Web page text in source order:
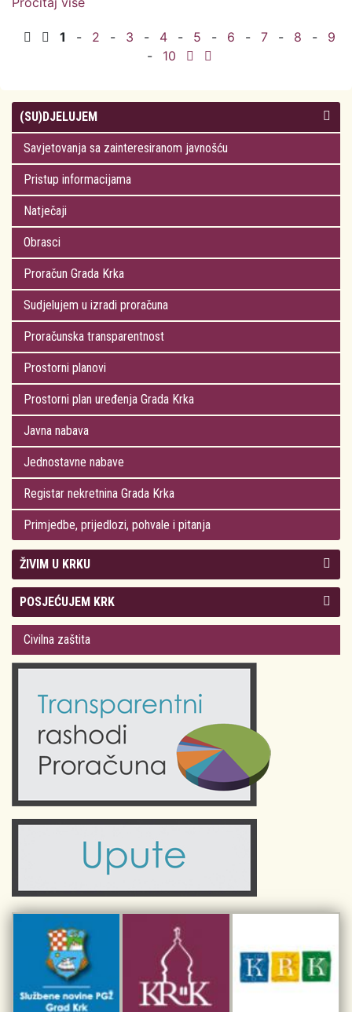
području Grada Krka
1 - 2 - 3 - 4 - 5 - 6 - 7 - 8 -
9
-
10
(SU)DJELUJEM
Savjetovanja sa zainteresiranom javnošću
Pristup informacijama
Natječaji
Obrasci
Proračun Grada Krka
Sudjelujem u izradi proračuna
Proračunska transparentnost
Prostorni planovi
Prostorni plan uređenja Grada Krka
Javna nabava
Jednostavne nabave
Registar nekretnina Grada Krka
Primjedbe, prijedlozi, pohvale i pitanja
ŽIVIM U KRKU
Kolegij gradonačelnika
Gradsko vijeće
Odluke Grada Krka (Službene novine PGŽ)
Obrazovanje
Komunalne usluge
Civilni sektor (arhiva udruga)
Sport i rekreacija
POSJEĆUJEM KRK
Plan Grada Krka
Krk 360° VR panorama
Krk uživo
Fotogalerije
Kalendar događanja
Turistička zajednica otoka Krka
Kulturno-turistička ruta Putovima Frankopana
Dar iz Krka
Interpretacijski centar pomorske baštine
Civilna zaštita